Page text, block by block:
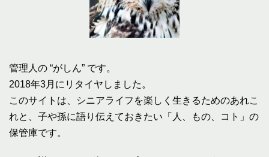
管理人の “がしん” です。
2018年3月にリタイヤしました。
このサイトは、シニアライフを楽しく生きるためのあれこ
れと、子や孫に語り伝えておきたい「人、もの、コト」の
保管庫です。